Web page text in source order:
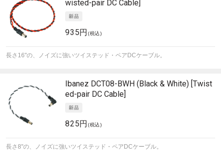
wisted-pair DC Cable]
935円(税込)
長さ16"の、ノイズに強いツイステッド・ペアDCケーブル。
Ibanez DCT08-BWH (Black & White) [Twist
ed-pair DC Cable]
825円(税込)
長さ8"の、ノイズに強いツイステッド・ペアDCケーブル。